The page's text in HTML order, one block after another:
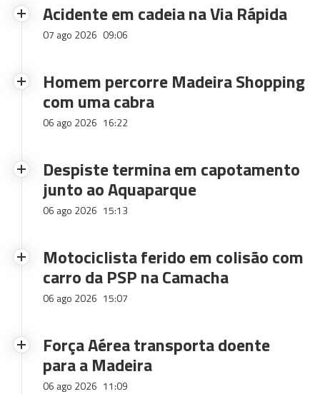
Acidente em cadeia na Via Rápida
07 ago 2026 09:06
Homem percorre Madeira Shopping
com uma cabra
06 ago 2026 16:22
Despiste termina em capotamento
junto ao Aquaparque
06 ago 2026 15:13
Motociclista ferido em colisão com
carro da PSP na Camacha
06 ago 2026 15:07
Força Aérea transporta doente
para a Madeira
06 ago 2026 11:09